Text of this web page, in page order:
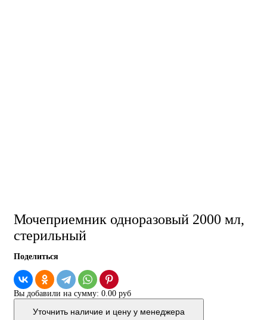
Мочеприемник одноразовый 2000 мл,
стерильный
Поделиться
Вы добавили на сумму: 0.00 руб
Уточнить наличие и цену у менеджера